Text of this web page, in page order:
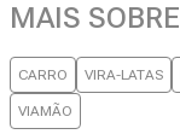
MAIS SOBRE
CARRO VIRA-LATAS
VIAMÃO